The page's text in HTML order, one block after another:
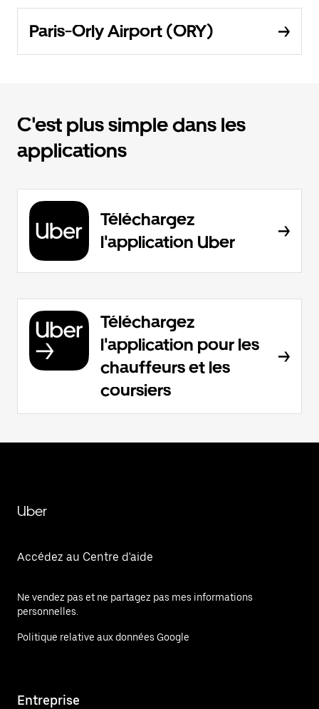
Paris-Orly Airport (ORY)
C'est plus simple dans les
applications
Téléchargez
l'application Uber
Téléchargez
l'application pour les
chauffeurs et les
coursiers
Uber
Accédez au Centre d'aide
Ne vendez pas et ne partagez pas mes informations
personnelles.
Politique relative aux données Google
Entreprise